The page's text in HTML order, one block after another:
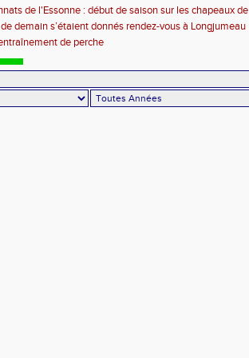
de l'Essonne : début de saison sur les chapeaux de
demain s’étaient donnés rendez-vous à Longjumeau
de perche